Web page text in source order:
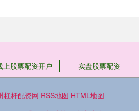
上股票配资开户 实盘股票配资
杠杆配资网 RSS地图 HTML地图